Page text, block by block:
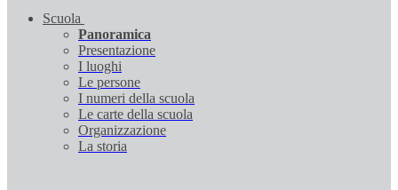
Scuola
Panoramica
Presentazione
I luoghi
Le persone
I numeri della scuola
Le carte della scuola
Organizzazione
La storia